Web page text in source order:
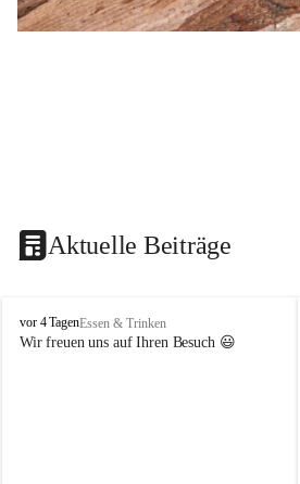
Aktuelle Beiträge
B
u
vor 4 TagenEssen & Trinken
Wir freuen uns auf Ihren Besuch 😃